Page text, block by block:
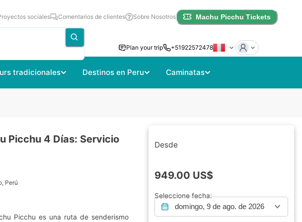
sociales Comentarios de clientes Sobre Nosotros Machu Picchu Tickets
Plan your trip +51922572478
tradicionales Destinos en Peru Caminatas
Picchu 4 Días: Servicio
Perú
Picchu es una ruta de senderismo
Desde
949.00 US$
Seleccione fecha:
domingo, 9 de ago. de 2026